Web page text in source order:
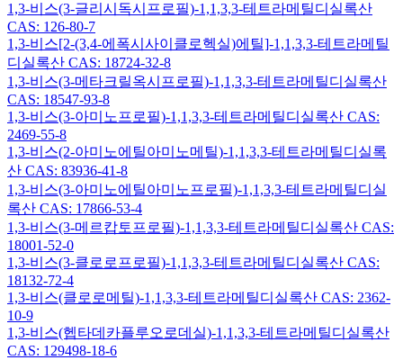
1,3-비스(3-글리시독시프로필)-1,1,3,3-테트라메틸디실록산
CAS: 126-80-7
1,3-비스[2-(3,4-에폭시사이클로헥실)에틸]-1,1,3,3-테트라메틸
디실록산 CAS: 18724-32-8
1,3-비스(3-메타크릴옥시프로필)-1,1,3,3-테트라메틸디실록산
CAS: 18547-93-8
1,3-비스(3-아미노프로필)-1,1,3,3-테트라메틸디실록산 CAS:
2469-55-8
1,3-비스(2-아미노에틸아미노메틸)-1,1,3,3-테트라메틸디실록
산 CAS: 83936-41-8
1,3-비스(3-아미노에틸아미노프로필)-1,1,3,3-테트라메틸디실
록산 CAS: 17866-53-4
1,3-비스(3-메르캅토프로필)-1,1,3,3-테트라메틸디실록산 CAS:
18001-52-0
1,3-비스(3-클로로프로필)-1,1,3,3-테트라메틸디실록산 CAS:
18132-72-4
1,3-비스(클로로메틸)-1,1,3,3-테트라메틸디실록산 CAS: 2362-
10-9
1,3-비스(헵타데카플루오로데실)-1,1,3,3-테트라메틸디실록산
CAS: 129498-18-6